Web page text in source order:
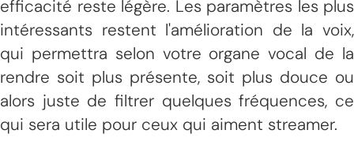
efficacité reste légère. Les paramètres les plus
intéressants restent l'amélioration de la voix,
qui permettra selon votre organe vocal de la
rendre soit plus présente, soit plus douce ou
alors juste de filtrer quelques fréquences, ce
qui sera utile pour ceux qui aiment streamer.